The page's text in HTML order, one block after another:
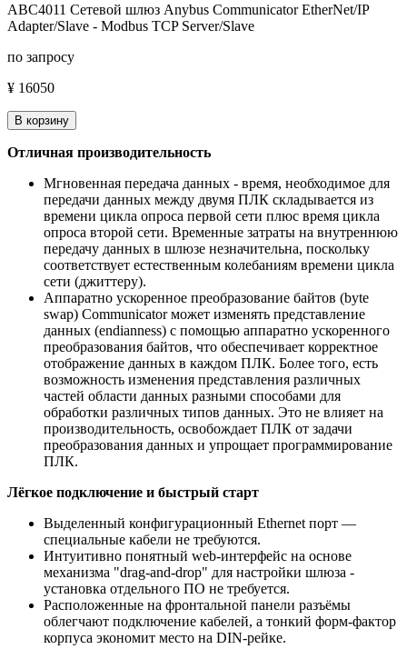
ABC4011 Сетевой шлюз Anybus Communicator EtherNet/IP
Adapter/Slave - Modbus TCP Server/Slave
по запросу
¥ 16050
В корзину
Отличная производительность
Мгновенная передача данных - время, необходимое для
передачи данных между двумя ПЛК складывается из
времени цикла опроса первой сети плюс время цикла
опроса второй сети. Временные затраты на внутреннюю
передачу данных в шлюзе незначительна, поскольку
соответствует естественным колебаниям времени цикла
сети (джиттеру).
Аппаратно ускоренное преобразование байтов (byte
swap) Communicator может изменять представление
данных (endianness) с помощью аппаратно ускоренного
преобразования байтов, что обеспечивает корректное
отображение данных в каждом ПЛК. Более того, есть
возможность изменения представления различных
частей области данных разными способами для
обработки различных типов данных. Это не влияет на
производительность, освобождает ПЛК от задачи
преобразования данных и упрощает программирование
ПЛК.
Лёгкое подключение и быстрый старт
Выделенный конфигурационный Ethernet порт —
специальные кабели не требуются.
Интуитивно понятный web-интерфейс на основе
механизма "drag-and-drop" для настройки шлюза -
установка отдельного ПО не требуется.
Расположенные на фронтальной панели разъёмы
облегчают подключение кабелей, а тонкий форм-фактор
корпуса экономит место на DIN-рейке.